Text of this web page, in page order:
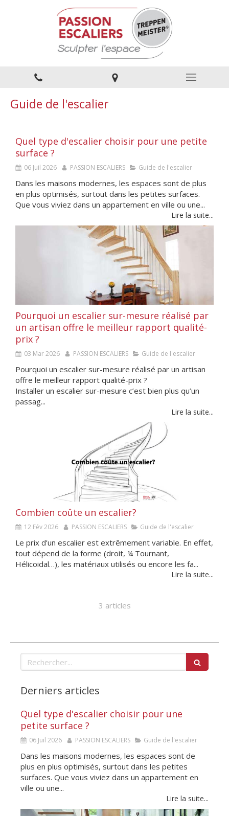
Guide de l'escalier
Quel type d'escalier choisir pour une petite
surface ?
06 Juil 2026 PASSION ESCALIERS Guide de l'escalier
Dans les maisons modernes, les espaces sont de plus
en plus optimisés, surtout dans les petites surfaces.
Que vous viviez dans un appartement en ville ou une...
Lire la suite...
Pourquoi un escalier sur-mesure réalisé par
un artisan offre le meilleur rapport qualité-
prix ?
03 Mar 2026 PASSION ESCALIERS Guide de l'escalier
Pourquoi un escalier sur-mesure réalisé par un artisan
offre le meilleur rapport qualité-prix ?
Installer un escalier sur-mesure c’est bien plus qu’un
passag...
Lire la suite...
Combien coûte un escalier?
12 Fév 2026 PASSION ESCALIERS Guide de l'escalier
Le prix d’un escalier est extrêmement variable. En effet,
tout dépend de la forme (droit, ¼ Tournant,
Hélicoidal…), les matériaux utilisés ou encore les fa...
Lire la suite...
3 articles
Rechercher
Derniers articles
Quel type d'escalier choisir pour une
petite surface ?
06 Juil 2026 PASSION ESCALIERS Guide de l'escalier
Dans les maisons modernes, les espaces sont de
plus en plus optimisés, surtout dans les petites
surfaces. Que vous viviez dans un appartement en
ville ou une...
Lire la suite...